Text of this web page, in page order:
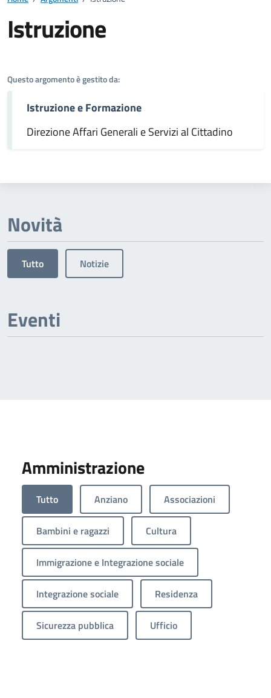
Istruzione
Questo argomento è gestito da:
Istruzione e Formazione
Direzione Affari Generali e Servizi al Cittadino
Novità
Tutto Notizie
Eventi
Amministrazione
Tutto Anziano Associazioni
Bambini e ragazzi Cultura
Immigrazione e Integrazione sociale
Integrazione sociale Residenza
Sicurezza pubblica Ufficio